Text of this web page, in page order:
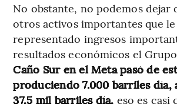
No obstante, no podemos dejar
otros activos importantes que
representado ingresos
resultados económicos el
Caño Sur en el Meta pasó de
produciendo 7.000 barriles día,
37,5 mil barriles día, eso es casi